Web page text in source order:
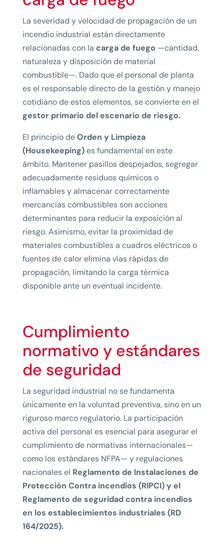
La severidad y velocidad de propagación de un
incendio industrial están directamente
relacionadas con la carga de fuego —cantidad,
naturaleza y disposición de material
combustible—. Dado que el personal de planta
es el responsable directo de la gestión y manejo
cotidiano de estos elementos, se convierte en el
gestor primario del escenario de riesgo.
El principio deOrden y Limpieza
(Housekeeping)es fundamental en este
ámbito. Mantener pasillos despejados, segregar
adecuadamente residuos químicos o
inflamables y almacenar correctamente
mercancías combustibles son acciones
determinantes para reducir la exposición al
riesgo. Asimismo, evitar la proximidad de
materiales combustibles a cuadros eléctricos o
fuentes de calor elimina vías rápidas de
propagación, limitando la carga térmica
disponible ante un eventual incidente.
Cumplimiento
normativo y estándares
de seguridad
La seguridad industrial no se fundamenta
únicamente en la voluntad preventiva, sino en un
riguroso marco regulatorio. La participación
activa del personal es esencial para asegurar el
cumplimiento de normativas internacionales—
como los estándares NFPA— y regulaciones
nacionales el Reglamento de Instalaciones de
Protección Contra incendios (RIPCI) y el
Reglamento de seguridad contra incendios
en los establecimientos industriales (RD
164/2025).